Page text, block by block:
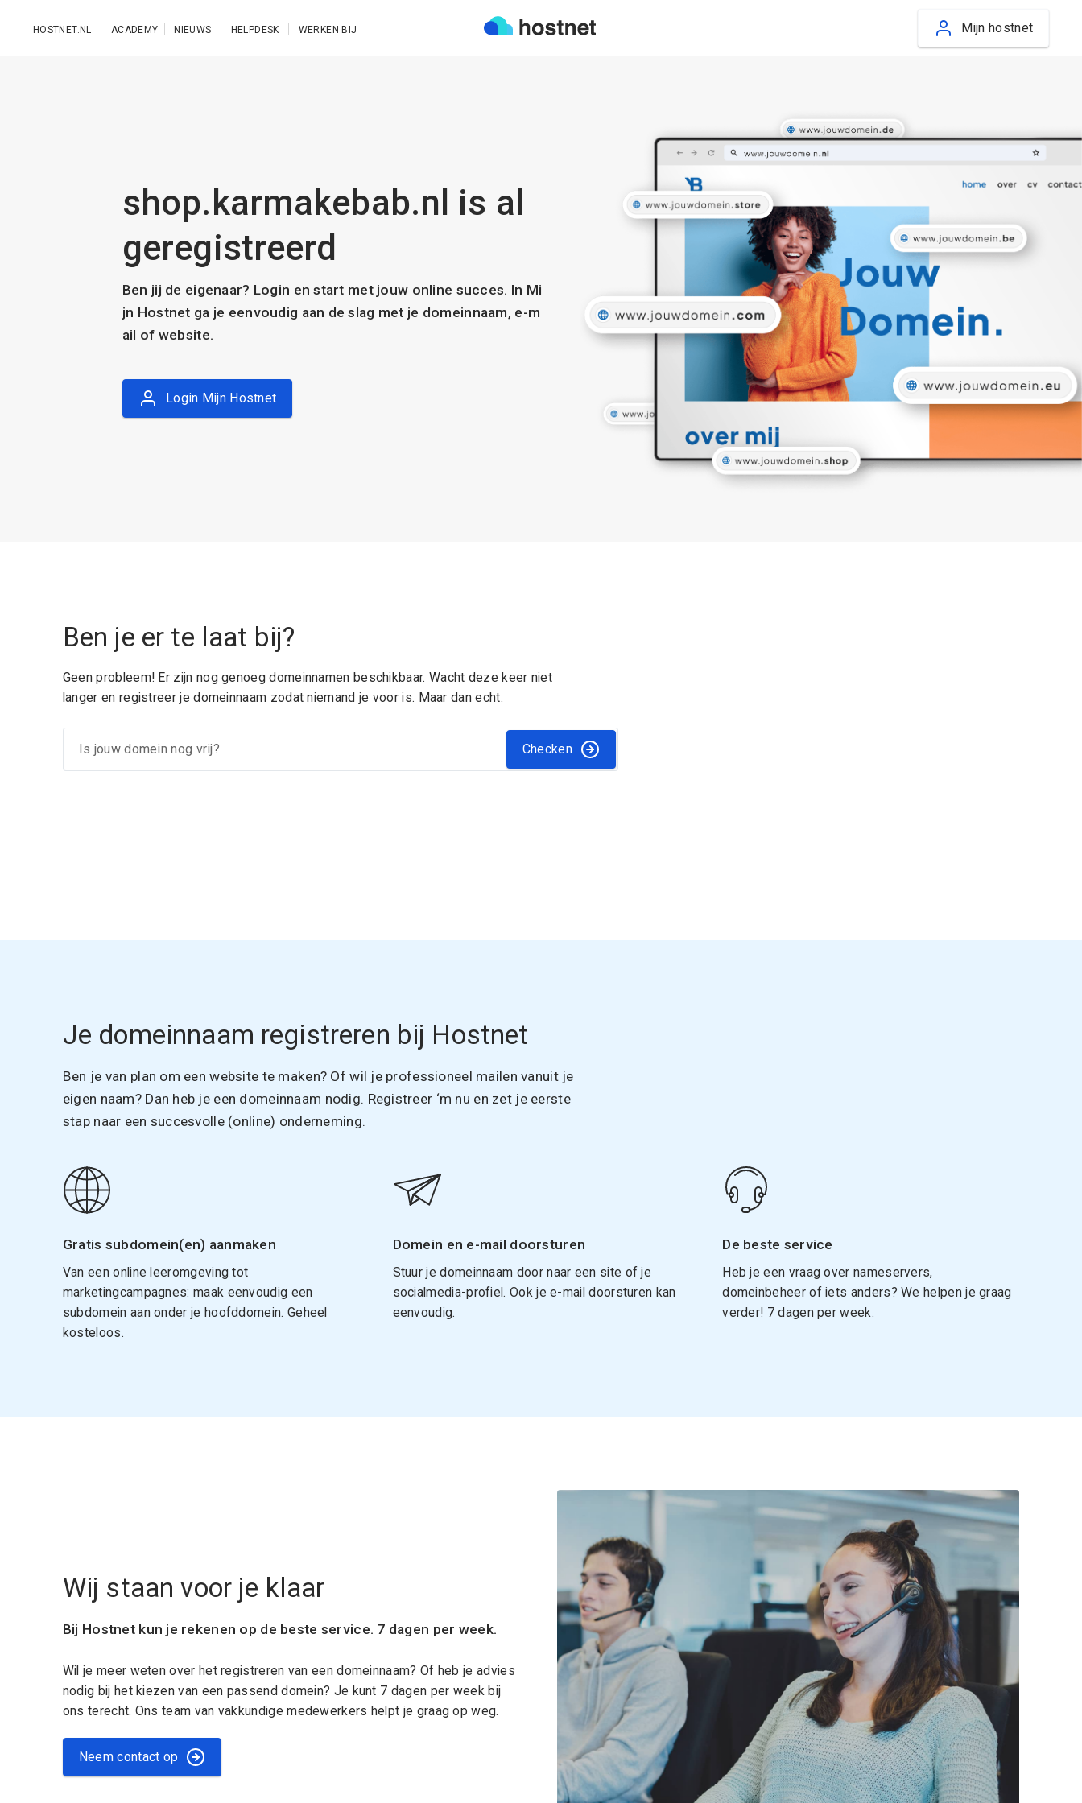
HOSTNET.NL ACADEMY NIEUWS HELPDESK WERKEN BIJ Mijn hostnet
shop.karmakebab.nl is al
geregistreerd
Ben jij de eigenaar? Login en start met jouw online succes. In Mi
jn Hostnet ga je eenvoudig aan de slag met je domeinnaam, e-m
ail of website.
Login Mijn Hostnet
Ben je er te laat bij?
Geen probleem! Er zijn nog genoeg domeinnamen beschikbaar. Wacht deze keer niet
langer en registreer je domeinnaam zodat niemand je voor is. Maar dan echt.
Checken
Je domeinnaam registreren bij Hostnet
Ben je van plan om een website te maken? Of wil je professioneel mailen vanuit je
eigen naam? Dan heb je een domeinnaam nodig. Registreer ‘m nu en zet je eerste
stap naar een succesvolle (online) onderneming.
Gratis subdomein(en) aanmaken
Van een online leeromgeving tot
marketingcampagnes: maak eenvoudig een
subdomein aan onder je hoofddomein. Geheel
kosteloos.
Domein en e-mail doorsturen
Stuur je domeinnaam door naar een site of je
socialmedia-profiel. Ook je e-mail doorsturen kan
eenvoudig.
De beste service
Heb je een vraag over nameservers,
domeinbeheer of iets anders? We helpen je graag
verder! 7 dagen per week.
Wij staan voor je klaar
Bij Hostnet kun je rekenen op de beste service. 7 dagen per week.
Wil je meer weten over het registreren van een domeinnaam? Of heb je advies
nodig bij het kiezen van een passend domein? Je kunt 7 dagen per week bij
ons terecht. Ons team van vakkundige medewerkers helpt je graag op weg.
Neem contact op